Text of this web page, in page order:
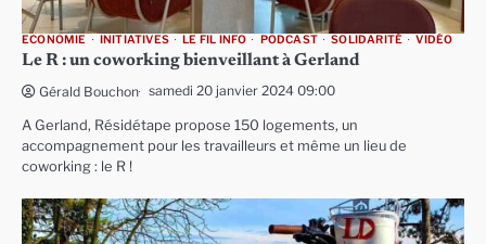
ECONOMIE INITIATIVES LE FIL INFO PODCAST SOLIDARITÉ VIDÉO
Le R : un coworking bienveillant à Gerland
Gérald Bouchon samedi 20 janvier 2024 09:00
A Gerland, Résidétape propose 150 logements, un
accompagnement pour les travailleurs et même un lieu de
coworking : le R !